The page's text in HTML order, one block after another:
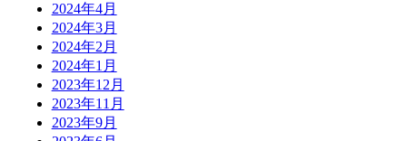
2024年4月
2024年3月
2024年2月
2024年1月
2023年12月
2023年11月
2023年9月